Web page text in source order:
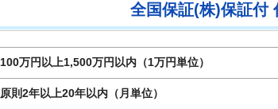
全国保証(株)保証付
100万円以上1,500万円以内（1万円単位）
原則2年以上20年以内（月単位）